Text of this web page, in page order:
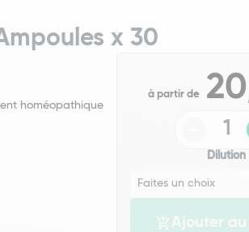
x 30
homéopathique
à partir de
Dilution
Ajouter